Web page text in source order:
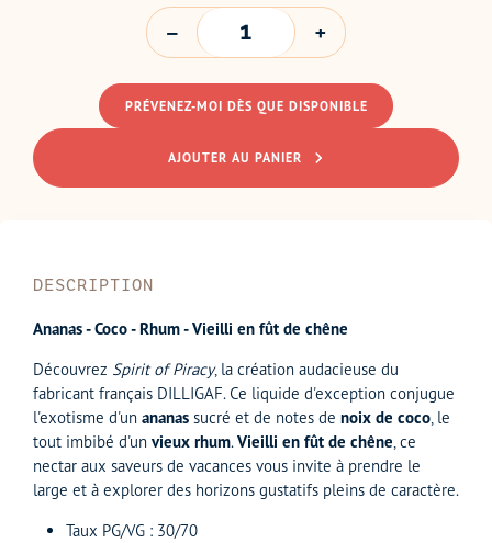
QUANTITÉ
PRÉVENEZ-MOI DÈS QUE DISPONIBLE
AJOUTER AU PANIER
DESCRIPTION
Ananas - Coco - Rhum - Vieilli en fût de chêne
Découvrez Spirit of Piracy, la création audacieuse du
fabricant français DILLIGAF. Ce liquide d'exception conjugue
l'exotisme d'un ananas sucré et de notes de noix de coco, le
tout imbibé d'un vieux rhum.Vieilli en fût de chêne, ce
nectar aux saveurs de vacances vous invite à prendre le
large et à explorer des horizons gustatifs pleins de caractère.
Taux PG/VG : 30/70